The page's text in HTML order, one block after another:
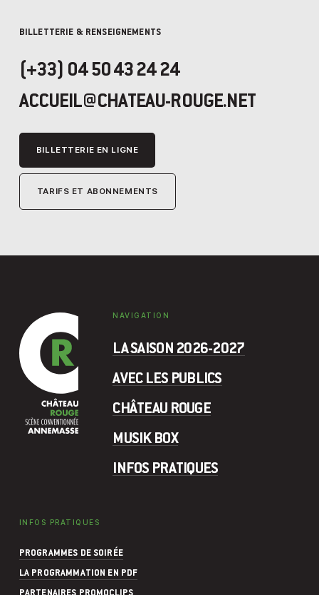
BILLETTERIE & RENSEIGNEMENTS
(+33) 04 50 43 24 24
ACCUEIL@CHATEAU-ROUGE.NET
BILLETTERIE EN LIGNE
TARIFS ET ABONNEMENTS
NAVIGATION
LA SAISON 2026-2027
AVEC LES PUBLICS
CHÂTEAU ROUGE
MUSIK BOX
INFOS PRATIQUES
INFOS PRATIQUES
PROGRAMMES DE SOIRÉE
LA PROGRAMMATION EN PDF
PARTENAIRES PROMOCLIPS